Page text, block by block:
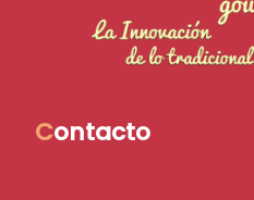
Contacto